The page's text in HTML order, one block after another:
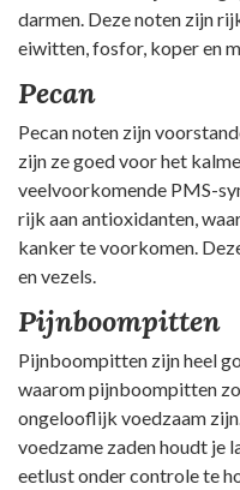
darmen. Deze noten zijn
eiwitten, fosfor, koper en
Pecan
Pecan noten zijn
zijn ze goed voor het
veelvoorkomende PMS-
rijk aan antioxidanten,
kanker te voorkomen.
en vezels.
Pijnboompitten
Pijnboompitten zijn heel
waarom pijnboompitten
ongelooflijk voedzaam
voedzame zaden houdt je
eetlust onder controle te